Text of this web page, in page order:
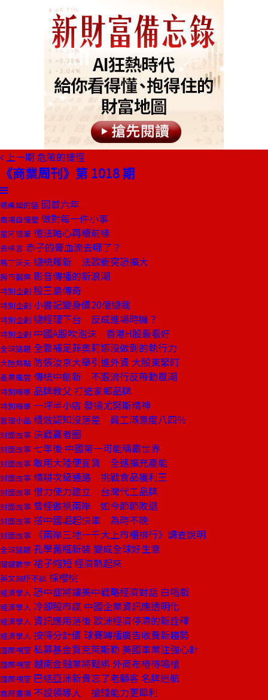
上一期 危險的捷徑
《商業周刊》第 1018 期
總編輯的話 回首六年
商場自慢塾 做對每一件小事
星河隨筆 德法軸心再續前緣
去梯言 赤子的膏血流去哪了？
馬丁沃夫 總統履新 法歐衝突恐擴大
房市觀察 影音傳播的新浪潮
特別企劃 股王島傳奇
特別企劃 小書記變身價20億總裁
特別企劃 總經理下台 反成進場時機？
特別企劃 中國A股吹泡沫 香港H股最看好
全球話題 全靠補足菲奧莉娜沒做到的執行力
大陸焦點 防張汝京大舉引進外資 大股東緊盯
產業風雲 傳統中創新 不跟流行反帶動風潮
特別報導 品牌教父 打造家鄉品牌
特別報導 一坪半小店 發揚尤努斯精神
管理小品 績效認知沒落差 員工滿意度八四％
封面故事 決戰贏者圈
封面故事 七年後 中國第一可能稱霸世界
封面故事 敢用大陸便宜貨 全速擴充產能
封面故事 精耕次級通路 挑戰食品獲利王
封面故事 借力使力建立 台灣代工品牌
封面故事 曾經傲視兩岸 如今節節敗退
封面故事 搭中國崛起快車 為時不晚
封面故事 《兩岸三地一千大上市櫃排行》調查說明
全球話題 孔學舊瓶新裝 變成全球好生意
關鍵數字 裙子縮短 經濟熱起來
英文無所不談 採櫻桃
經濟學人 恐中症將讓美中戰略經濟對話 白唱戲
經濟學人 冷卻股市瘋 中國企業資訊應透明化
經濟學人 資訊應用落後 歐洲經濟停滯的新詮釋
經濟學人 按得分計價 球賽轉播廣告收費新趨勢
國際視窗 私募基金買克萊斯勒 美國車業注強心針
國際視窗 越南金融業將鬆綁 外商布樁待鳴槍
國際視窗 巴結亞洲新貴忘了老顧客 名牌迷航
商周書摘 不設領導人 搶錢能力更犀利